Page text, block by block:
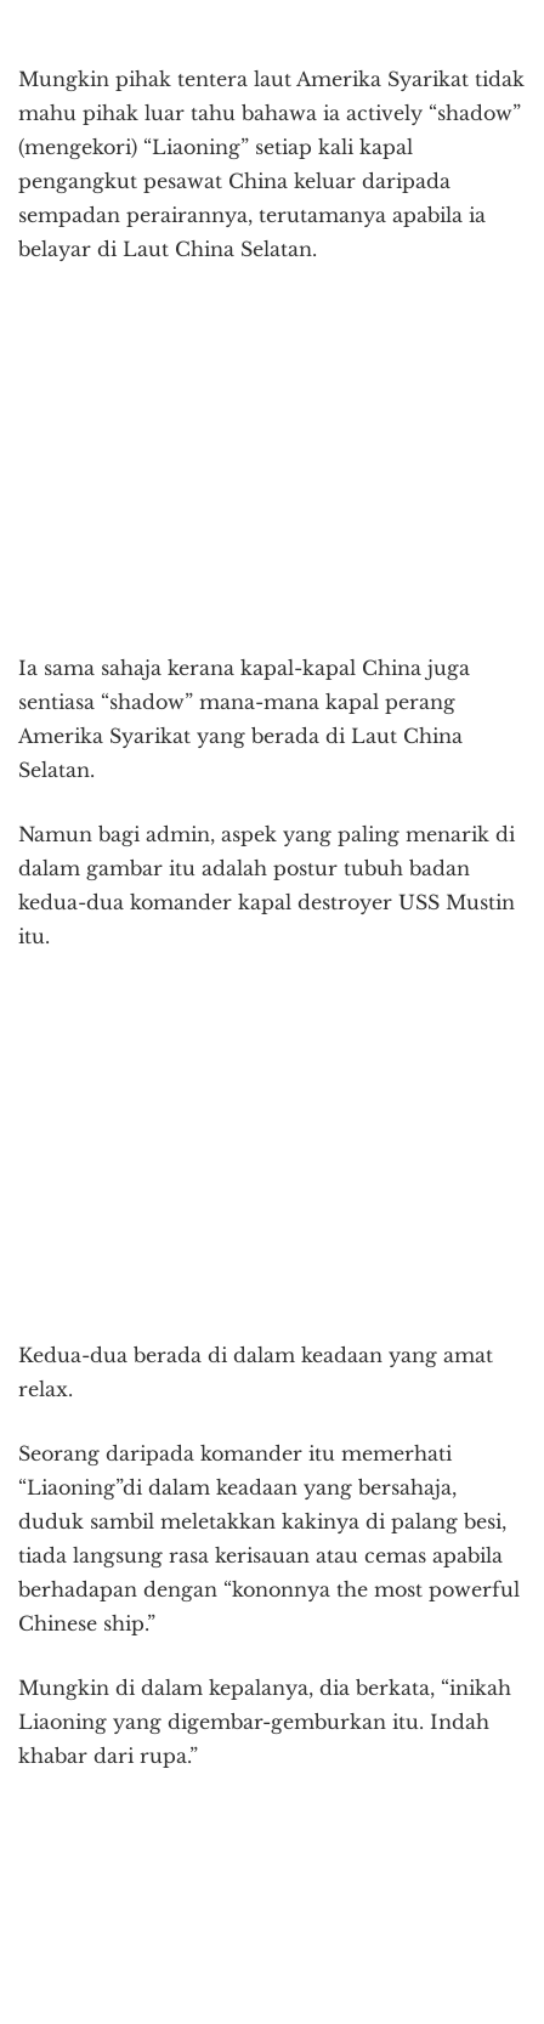
Mungkin pihak tentera laut Amerika Syarikat tidak
mahu pihak luar tahu bahawa ia actively “shadow”
(mengekori) “Liaoning” setiap kali kapal
pengangkut pesawat China keluar daripada
sempadan perairannya, terutamanya apabila ia
belayar di Laut China Selatan.
Ia sama sahaja kerana kapal-kapal China juga
sentiasa “shadow” mana-mana kapal perang
Amerika Syarikat yang berada di Laut China
Selatan.
Namun bagi admin, aspek yang paling menarik di
dalam gambar itu adalah postur tubuh badan
kedua-dua komander kapal destroyer USS Mustin
itu.
Kedua-dua berada di dalam keadaan yang amat
relax.
Seorang daripada komander itu memerhati
“Liaoning”di dalam keadaan yang bersahaja,
duduk sambil meletakkan kakinya di palang besi,
tiada langsung rasa kerisauan atau cemas apabila
berhadapan dengan “kononnya the most powerful
Chinese ship.”
Mungkin di dalam kepalanya, dia berkata, “inikah
Liaoning yang digembar-gemburkan itu. Indah
khabar dari rupa.”